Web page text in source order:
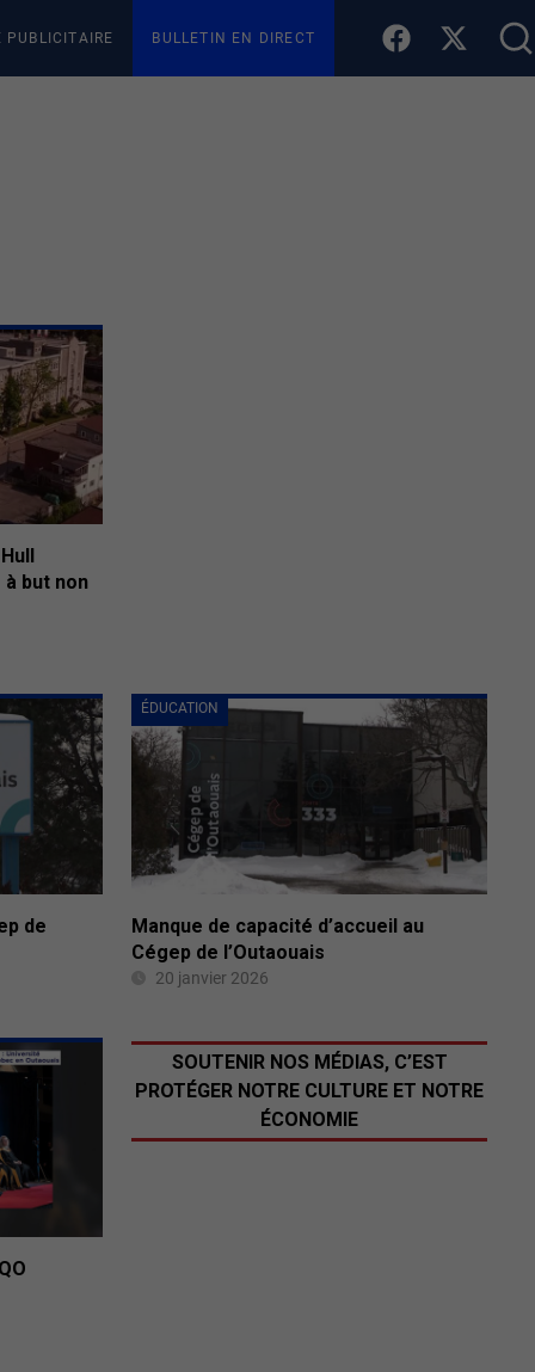
PUBLICITAIRE BULLETIN EN DIRECT
but non
de
ÉDUCATION
Manque de capacité d’accueil au
Cégep de l’Outaouais
20 janvier 2026
SOUTENIR NOS MÉDIAS, C’EST
PROTÉGER NOTRE CULTURE ET NOTRE
ÉCONOMIE